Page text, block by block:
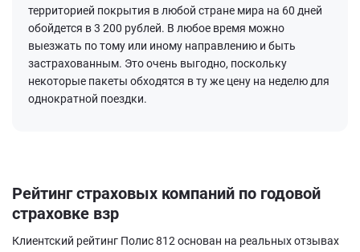
территорией покрытия в любой стране мира на 60 дней
обойдется в 3 200 рублей. В любое время можно
выезжать по тому или иному направлению и быть
застрахованным. Это очень выгодно, поскольку
некоторые пакеты обходятся в ту же цену на неделю для
однократной поездки.
Рейтинг страховых компаний по годовой
страховке взр
Клиентский рейтинг Полис 812 основан на реальных отзывах